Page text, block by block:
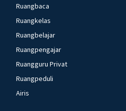
Ruangbaca
Ruangkelas
Ruangbelajar
Ruangpengajar
Ruangguru Privat
Ruangpeduli
Airis